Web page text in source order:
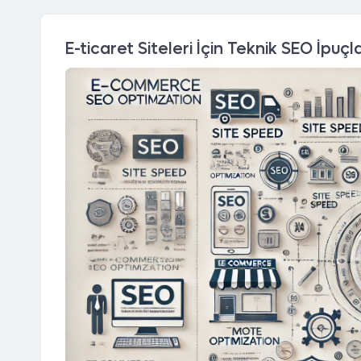
E-ticaret Siteleri İçin Teknik SEO